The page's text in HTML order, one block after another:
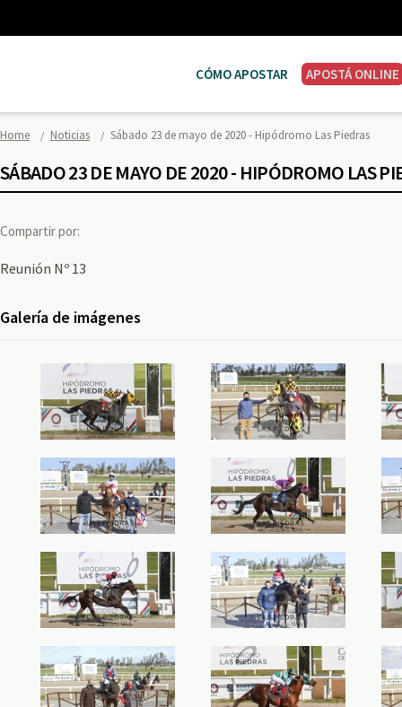
CÓMO APOSTAR APOSTÁ ONLINE
Home Noticias Sábado 23 de mayo de 2020 - Hipódromo Las Piedras
SÁBADO 23 DE MAYO DE 2020 - HIPÓDROMO LAS
Compartir por:
Reunión Nº 13
Galería de imágenes